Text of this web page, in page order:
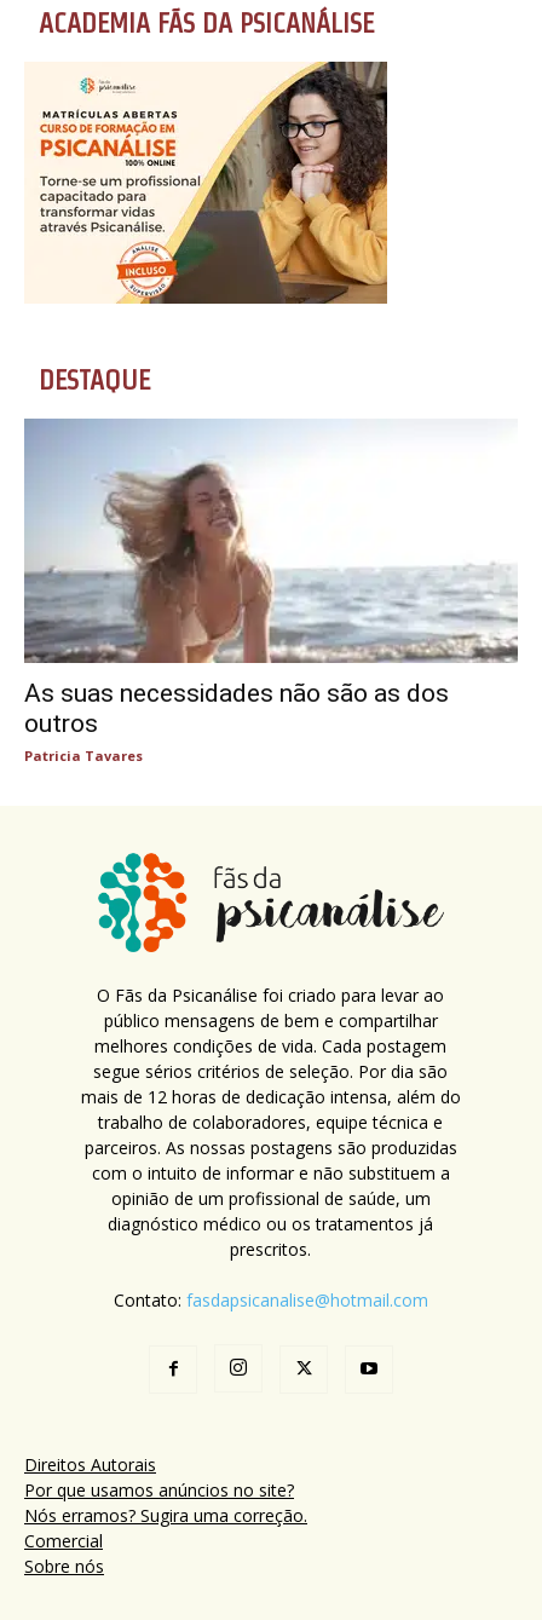
ACADEMIA FÃS DA PSICANÁLISE
DESTAQUE
As suas necessidades não são as dos
outros
Patricia Tavares
O Fãs da Psicanálise foi criado para levar ao
público mensagens de bem e compartilhar
melhores condições de vida. Cada postagem
segue sérios critérios de seleção. Por dia são
mais de 12 horas de dedicação intensa, além do
trabalho de colaboradores, equipe técnica e
parceiros. As nossas postagens são produzidas
com o intuito de informar e não substituem a
opinião de um profissional de saúde, um
diagnóstico médico ou os tratamentos já
prescritos.
Contato: fasdapsicanalise@hotmail.com
Direitos Autorais
Por que usamos anúncios no site?
Nós erramos? Sugira uma correção.
Comercial
Sobre nós